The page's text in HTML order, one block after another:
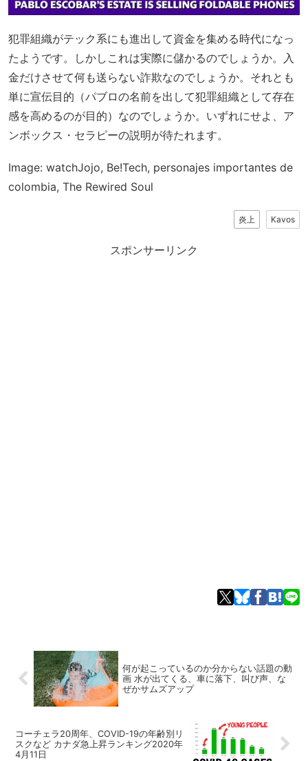
犯罪組織がテック系にも進出して資金を集める時代になっ
たようです。しかしこれは実際に儲かるのでしょうか。入
金だけさせて何も送らない詐欺なのでしょうか。それとも
単に宣伝目的（パブロの名前を出して犯罪組織として存在
感を高めるのが目的）なのでしょうか。いずれにせよ、ア
ンボックス・セラピーの説明が待たれます。
Image: watchJojo, Be!Tech, personajes importantes de
colombia, The Rewired Soul
炎上 Kavos
スポンサーリンク
何が起こっているのか分からない話題の動
画 水が出てくる、車に落下、叫び声、な
ぜかサムズアップ
コーチェラ20周年、COVID-19の年齢別リ
スクなど カナダ急上昇ランキング2020年
4月11日